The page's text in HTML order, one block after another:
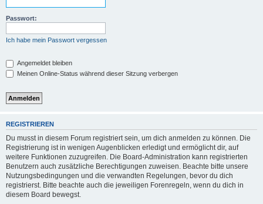
Passwort:
Ich habe mein Passwort vergessen
Angemeldet bleiben
Meinen Online-Status während dieser Sitzung verbergen
REGISTRIEREN
Du musst in diesem Forum registriert sein, um dich anmelden zu können. Die
Registrierung ist in wenigen Augenblicken erledigt und ermöglicht dir, auf
weitere Funktionen zuzugreifen. Die Board-Administration kann registrierten
Benutzern auch zusätzliche Berechtigungen zuweisen. Beachte bitte unsere
Nutzungsbedingungen und die verwandten Regelungen, bevor du dich
registrierst. Bitte beachte auch die jeweiligen Forenregeln, wenn du dich in
diesem Board bewegst.